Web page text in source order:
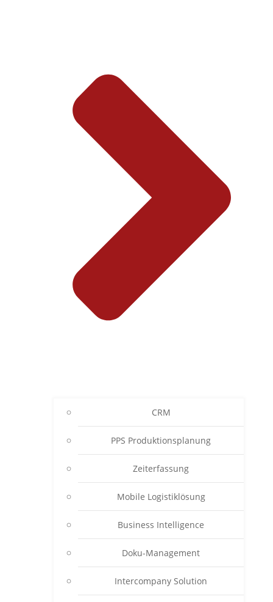
CRM
PPS Produktionsplanung
Zeiterfassung
Mobile Logistiklösung
Business Intelligence
Doku-Management
Intercompany Solution